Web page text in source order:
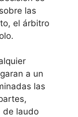
las
el árbitro
a un
las
de laudo